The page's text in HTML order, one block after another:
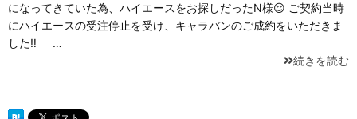
になってきていた為、ハイエースをお探しだったN様😌 ご契約当時
にハイエースの受注停止を受け、キャラバンのご成約をいただきま
した‼ …
続きを読む